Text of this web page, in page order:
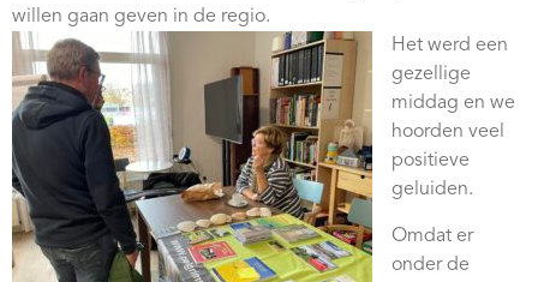
willen gaan geven in de regio.
Het werd een
gezellige
middag en we
hoorden veel
positieve
geluiden.
Omdat er
onder de